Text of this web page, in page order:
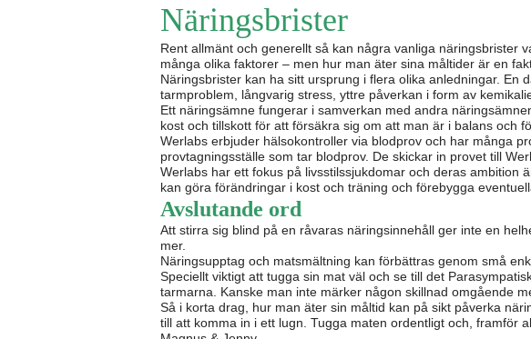
Näringsbrister
Rent allmänt och generellt så kan några vanliga näringsbrister
många olika faktorer – men hur man äter sina måltider är en
Näringsbrister kan ha sitt ursprung i flera olika anledningar. En
tarmproblem, långvarig stress, yttre påverkan i form av
Ett näringsämne fungerar i samverkan med andra
kost och tillskott för att försäkra sig om att man är i balans och
Werlabs erbjuder hälsokontroller via blodprov och har många
provtagningsställe som tar blodprov. De skickar in provet till
Werlabs har ett fokus på livsstilssjukdomar och deras ambition
kan göra förändringar i kost och träning och förebygga
Avslutande ord
Att stirra sig blind på en råvaras näringsinnehåll ger inte en
mer.
Näringsupptag och matsmältning kan förbättras genom små
Speciellt viktigt att tugga sin mat väl och se till det
tarmarna. Kanske man inte märker någon skillnad omgående
Så i korta drag, hur man äter sin måltid kan på sikt påverka
till att komma in i ett lugn. Tugga maten ordentligt och, framför